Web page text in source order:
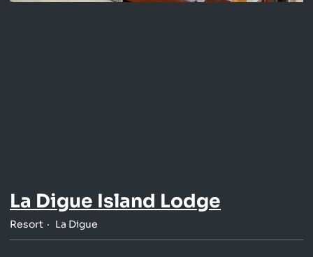
La Digue Island Lodge
Resort La Digue